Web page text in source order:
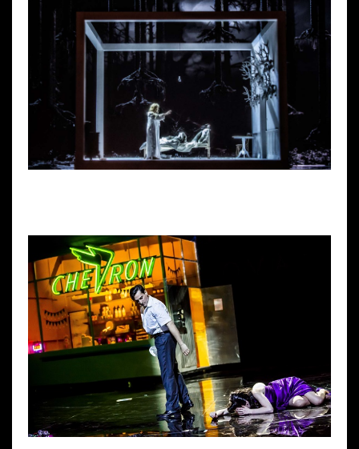
Wynajem kostiumów
Wynajem rekwizytów
Fundusze unijne
Dotacje celowe